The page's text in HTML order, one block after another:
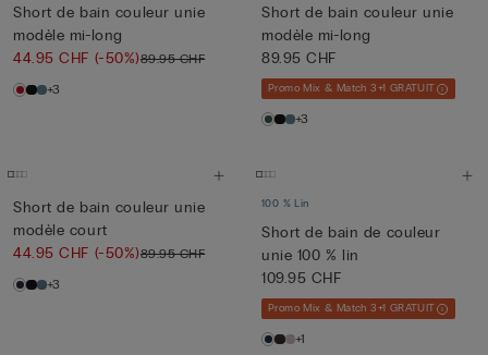
Short de bain couleur unie
modèle mi-long
44.95 CHF (-50%)89.95 CHF
+3
Short de bain couleur unie
modèle mi-long
89.95 CHF
Promo Mix & Match 3+1 GRATUIT
+3
Short de bain couleur unie
modèle court
44.95 CHF (-50%)89.95 CHF
+3
100 % Lin
Short de bain de couleur
unie 100 % lin
109.95 CHF
Promo Mix & Match 3+1 GRATUIT
+1